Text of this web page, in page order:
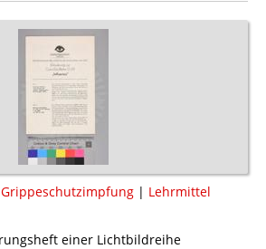
Grippeschutzimpfung | Lehrmittel
einer Lichtbildreihe